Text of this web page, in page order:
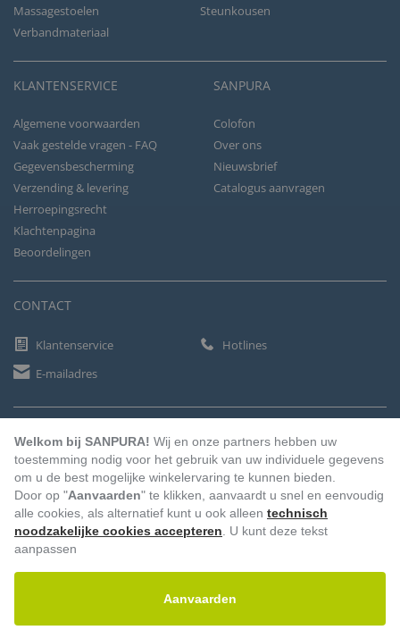
Massagestoelen
Steunkousen
Verbandmateriaal
KLANTENSERVICE
Algemene voorwaarden
Vaak gestelde vragen - FAQ
Gegevensbescherming
Verzending & levering
Herroepingsrecht
Klachtenpagina
Beoordelingen
SANPURA
Colofon
Over ons
Nieuwsbrief
Catalogus aanvragen
CONTACT
Klantenservice
Hotlines
E-mailadres
Vooruitbetaling Factuur Automatische afschrijving
Welkom bij SANPURA! Wij en onze partners hebben uw
toestemming nodig voor het gebruik van uw individuele gegevens
om u de best mogelijke winkelervaring te kunnen bieden.
Door op "Aanvaarden" te klikken, aanvaardt u snel en eenvoudig
alle cookies, als alternatief kunt u ook alleen technisch
noodzakelijke cookies accepteren . U kunt deze tekst
aanpassen
Aanvaarden